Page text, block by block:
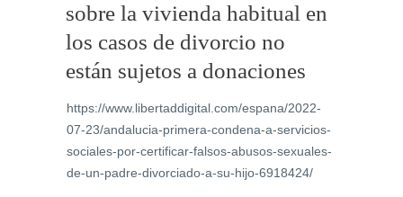
sobre la vivienda habitual en
los casos de divorcio no
están sujetos a donaciones
https://www.libertaddigital.com/espana/2022-
07-23/andalucia-primera-condena-a-servicios-
sociales-por-certificar-falsos-abusos-sexuales-
de-un-padre-divorciado-a-su-hijo-6918424/